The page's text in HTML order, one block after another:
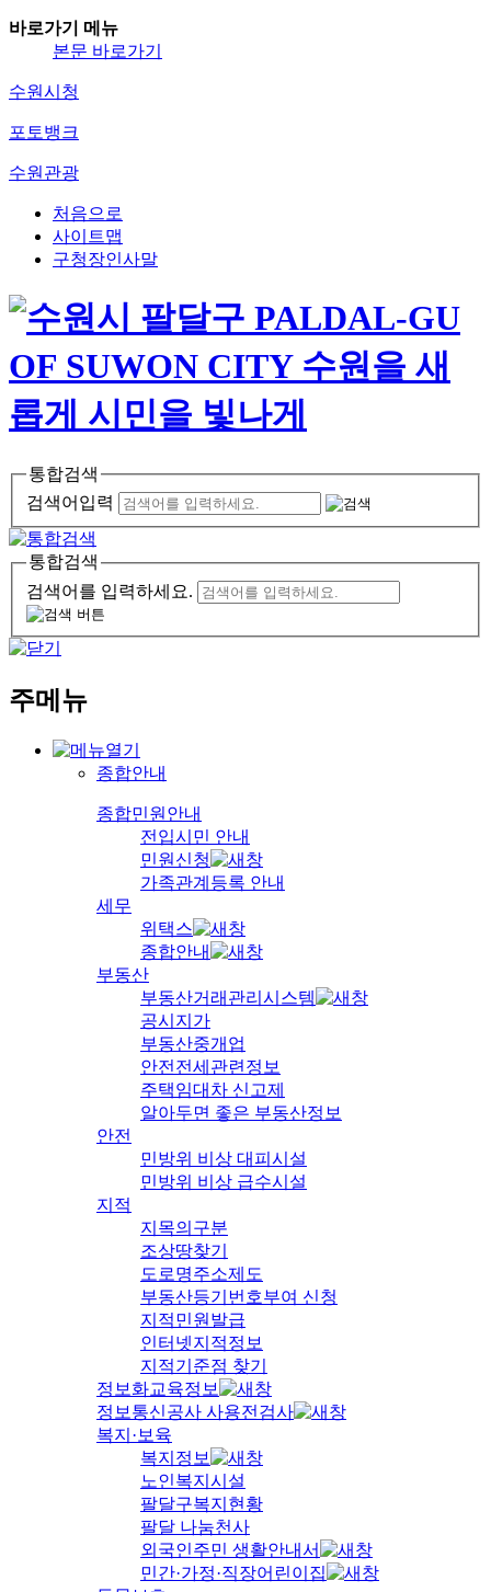
바로가기 메뉴
본문 바로가기
수원시청
포토뱅크
수원관광
처음으로
사이트맵
구청장인사말
통합검색
검색어입력
통합검색
검색어를 입력하세요.
주메뉴
종합안내
종합민원안내
전입시민 안내
민원신청
가족관계등록 안내
세무
위택스
종합안내
부동산
부동산거래관리시스템
공시지가
부동산중개업
안전전세관련정보
주택임대차 신고제
알아두면 좋은 부동산정보
안전
민방위 비상 대피시설
민방위 비상 급수시설
지적
지목의구분
조상땅찾기
도로명주소제도
부동산등기번호부여 신청
지적민원발급
인터넷지적정보
지적기준점 찾기
정보화교육정보
정보통신공사 사용전검사
복지·보육
복지정보
노인복지시설
팔달구복지현황
팔달 나눔천사
외국인주민 생활안내서
민간·가정·직장어린이집